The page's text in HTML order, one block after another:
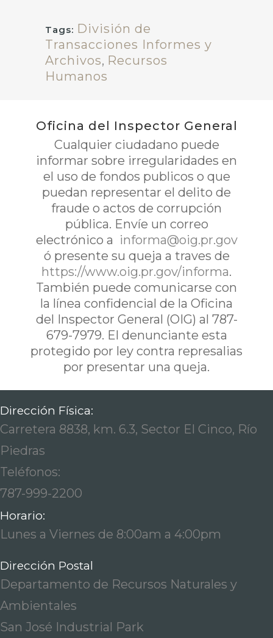
Tags: División de
Transacciones Informes y
Archivos, Recursos
Humanos
Oficina del Inspector General
Cualquier ciudadano puede
informar sobre irregularidades en
el uso de fondos publicos o que
puedan representar el delito de
fraude o actos de corrupción
pública. Envíe un correo
electrónico a informa@oig.pr.gov
ó presente su queja a traves de
https://www.oig.pr.gov/informa.
También puede comunicarse con
la línea confidencial de la Oficina
del Inspector General (OIG) al 787-
679-7979. El denunciante esta
protegido por ley contra represalias
por presentar una queja.
Dirección Física:
Carretera 8838, km. 6.3, Sector El Cinco, Río
Piedras
Teléfonos:
787-999-2200
Horario:
Lunes a Viernes de 8:00am a 4:00pm
Dirección Postal
Departamento de Recursos Naturales y
Ambientales
San José Industrial Park